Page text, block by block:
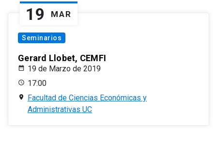
19 MAR
Seminarios
Gerard Llobet, CEMFI
19 de Marzo de 2019
17:00
Facultad de Ciencias Económicas y
Administrativas UC